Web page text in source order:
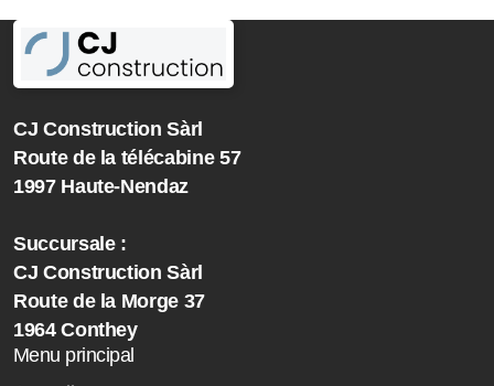
CJ Construction Sàrl
Route de la télécabine 57
1997 Haute-Nendaz
Succursale :
CJ Construction Sàrl
Route de la Morge 37
1964 Conthey
Menu principal